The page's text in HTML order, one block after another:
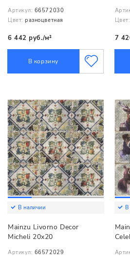
Артикул: 66572030
Цвет: разноцветная
6 442 руб./м²
В корзину
Цвет:
7
В наличии
Mainzu Livorno Decor
Micheli 20х20
Артикул: 66572029
В